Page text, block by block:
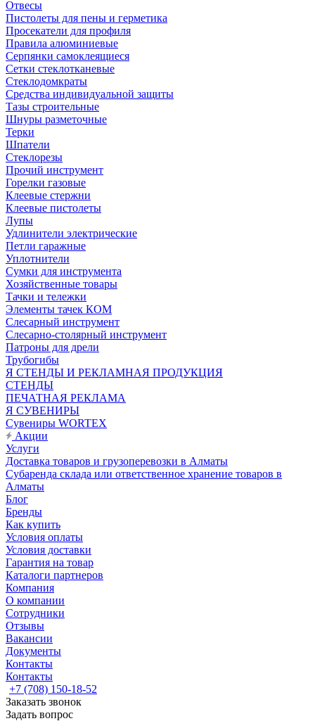
Отвесы
Пистолеты для пены и герметика
Просекатели для профиля
Правила алюминиевые
Серпянки самоклеящиеся
Сетки стеклотканевые
Стеклодомкраты
Средства индивидуальной защиты
Тазы строительные
Шнуры разметочные
Терки
Шпатели
Стеклорезы
Прочий инструмент
Горелки газовые
Клеевые стержни
Клеевые пистолеты
Лупы
Удлинители электрические
Петли гаражные
Уплотнители
Сумки для инструмента
Хозяйственные товары
Тачки и тележки
Элементы тачек КОМ
Слесарный инструмент
Слесарно-столярный инструмент
Патроны для дрели
Трубогибы
Я СТЕНДЫ И РЕКЛАМНАЯ ПРОДУКЦИЯ
СТЕНДЫ
ПЕЧАТНАЯ РЕКЛАМА
Я СУВЕНИРЫ
Сувениры WORTEX
Акции
Услуги
Доставка товаров и грузоперевозки в Алматы
Субаренда склада или ответственное хранение товаров в
Алматы
Блог
Бренды
Как купить
Условия оплаты
Условия доставки
Гарантия на товар
Каталоги партнеров
Компания
О компании
Сотрудники
Отзывы
Вакансии
Документы
Контакты
Контакты
+7 (708) 150-18-52
Заказать звонок
Задать вопрос